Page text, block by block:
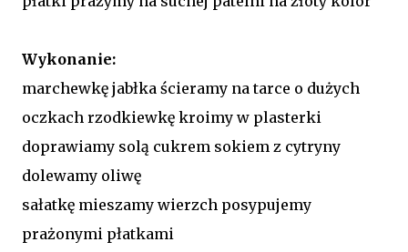
Wykonanie:
marchewkę jabłka ścieramy na tarce o dużych
oczkach rzodkiewkę kroimy w plasterki
doprawiamy solą cukrem sokiem z cytryny
dolewamy oliwę
sałatkę mieszamy wierzch posypujemy
prażonymi płatkami